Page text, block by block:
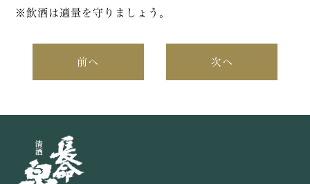
※飲酒は適量を守りましょう。
前へ 次へ